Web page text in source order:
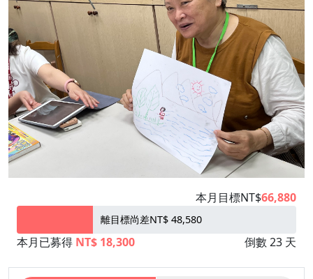
本月目標NT$66,880
離目標尚差NT$ 48,580
本月已募得 NT$ 18,300 倒數 23 天